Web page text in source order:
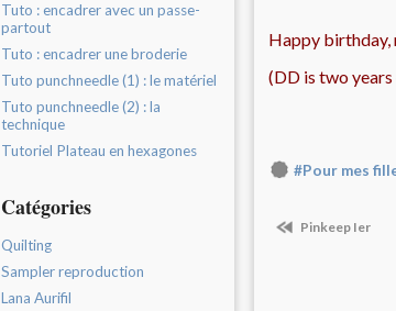
Tuto : encadrer avec un passe-
partout
Tuto : encadrer une broderie
Tuto punchneedle (1) : le matériel
Tuto punchneedle (2) : la
technique
Tutoriel Plateau en hexagones
Catégories
Quilting
Sampler reproduction
Lana Aurifil
Happy birthday,
(DD is two years
#Pour mes
Pinkeep Ier